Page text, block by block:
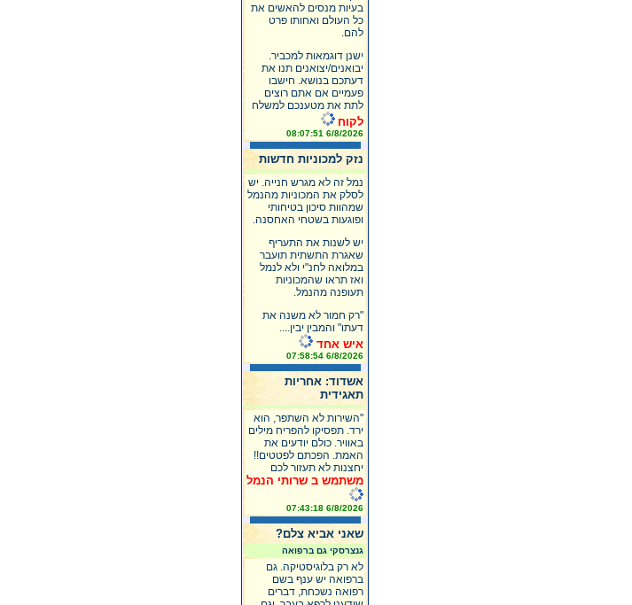
בעיות מנסים להאשים את
כל העולם ואחותו פרט
להם.
ישנן דוגמאות למכביר.
יבואנים/יצואנים תנו את
דעתכם בנושא. חישבו
פעמיים אם אתם רוצים
לתת את מטענכם למשלח
לקוח
6/8/2026 08:07:51
נזק למכוניות חדשות
נמל זה לא מגרש חנייה. יש
לסלק את המכוניות מהנמל
שמהוות סיכון בטיחותי
ופוגעות בשטחי האחסנה.
יש לשנות את התעריף
שאגרת התשתית תועבר
במלואה לחנ"י ולא לנמל
ואז תראו שהמכוניות
תעופנה מהנמל.
"רק חמור לא משנה את
דעתו" והמבין יבין....
איש אחד
6/8/2026 07:58:54
אשדוד: אחריות
תאגידית
"השירות לא השתפר, הוא
ירד. תפסיקו להפריח מילים
באוויר. כולם יודעים את
האמת. הפכתם לפטטים!!
יחצנות לא תעזור לכם
משתמש ב שרותי הנמל
6/8/2026 07:43:18
שאני אביא צלם?
גנצרסקי גם ברפואה
לא רק בלוגיסטיקה. גם
ברפואה יש ענף בשם
רפואה נשכחת, דברים